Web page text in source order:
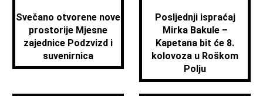
Svečano otvorene nove
prostorije Mjesne
zajednice Podzvizd i
suvenirnica
Posljednji ispraćaj
Mirka Bakule –
Kapetana bit će 8.
kolovoza u Roškom
Polju